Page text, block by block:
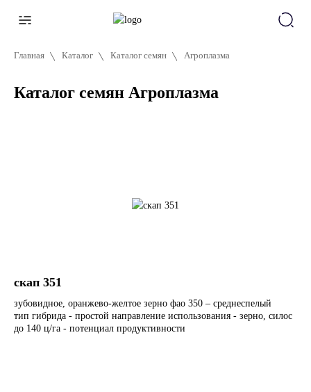
Главная Каталог Каталог семян Агроплазма
Каталог семян Агроплазма
скап 351
зубовидное, оранжево-желтое зерно фао 350 – среднеспелый
тип гибрида - простой направление использования - зерно, силос
до 140 ц/га - потенциал продуктивности